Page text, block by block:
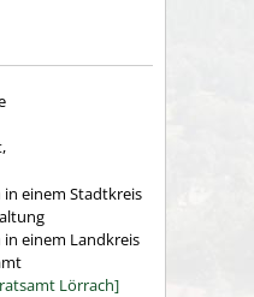
einem Stadtkreis
einem Landkreis
Lörrach]